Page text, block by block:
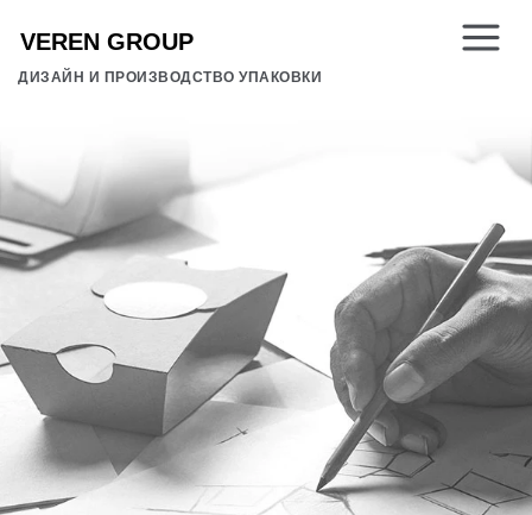
ДИЗАЙН И ПРОИЗВОДСТВО УПАКОВКИ